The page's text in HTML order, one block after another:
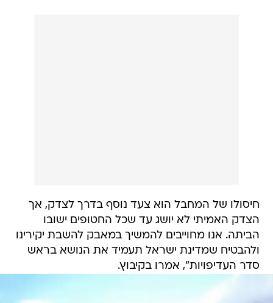
חיסולו של המחבל הוא צעד נוסף בדרך לצדק, אך
הצדק האמיתי לא יושג עד שכל החטופים ישובו
הביתה. אנו מחוייבים להמשיך במאבק להשבת יקירינו
ולהבטיח שמדינת ישראל תעמיד את הנושא בראש
סדר העדיפויות", אמרו בקיבוץ.